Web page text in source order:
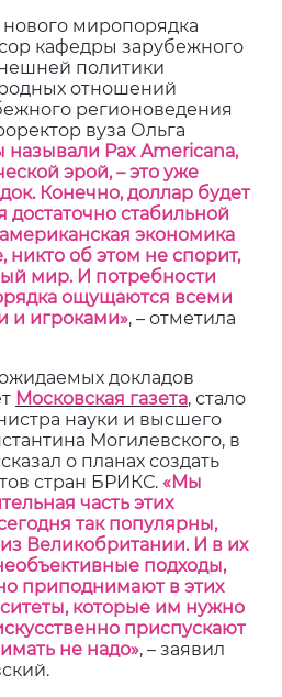
миропорядка
кафедры зарубежного
политики
отношений
регионоведения
вуза Ольга
называли Pax Americana,
эрой, – это уже
Конечно, доллар будет
достаточно стабильной
экономика
никто об этом не спорит,
мир. И потребности
ощущаются всеми
и игроками», – отметила
докладов
Московская газета, стало
науки и высшего
Могилевского, в
о планах создать
стран БРИКС. «Мы
часть этих
так популярны,
Великобритании. И в их
подходы,
приподнимают в этих
которые им нужно
приспускают
не надо», – заявил